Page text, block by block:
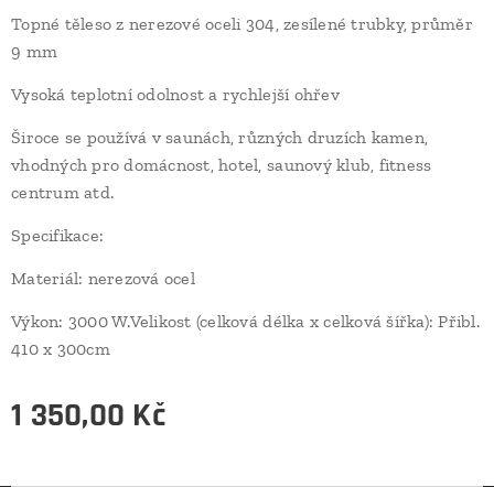
Topné těleso z nerezové oceli 304, zesílené trubky, průměr
9 mm
Vysoká teplotní odolnost a rychlejší ohřev
Široce se používá v saunách, různých druzích kamen,
vhodných pro domácnost, hotel, saunový klub, fitness
centrum atd.
Specifikace:
Materiál: nerezová ocel
Výkon: 3000 W.Velikost (celková délka x celková šířka): Přibl.
410 x 300cm
1 350,00 Kč